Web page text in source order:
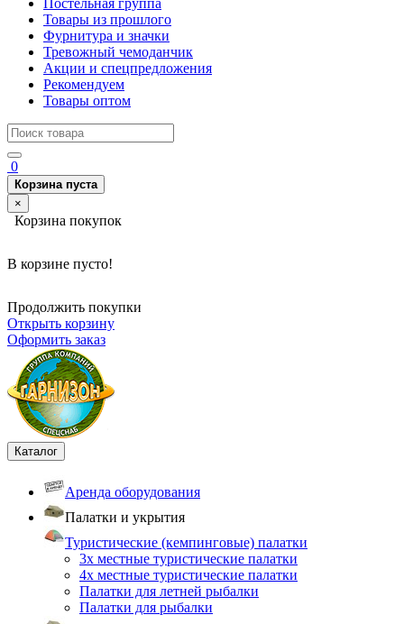
Постельная группа
Товары из прошлого
Фурнитура и значки
Тревожный чемоданчик
Акции и спецпредложения
Рекомендуем
Товары оптом
0
Корзина пуста
×
Корзина покупок
В корзине пусто!
Продолжить покупки
Открыть корзину
Оформить заказ
Каталог
Аренда оборудования
Палатки и укрытия
Туристические (кемпинговые) палатки
3х местные туристические палатки
4х местные туристические палатки
Палатки для летней рыбалки
Палатки для рыбалки